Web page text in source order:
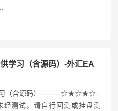
学习（含源码）-外汇EA
习（含源码）--------☆★☆★☆--
测试，请自行回测或挂盘测